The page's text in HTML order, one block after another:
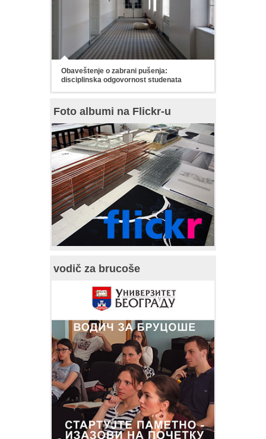
Obaveštenje o zabrani pušenja:
disciplinska odgovornost studenata
Foto albumi na Flickr-u
vodič za brucoše